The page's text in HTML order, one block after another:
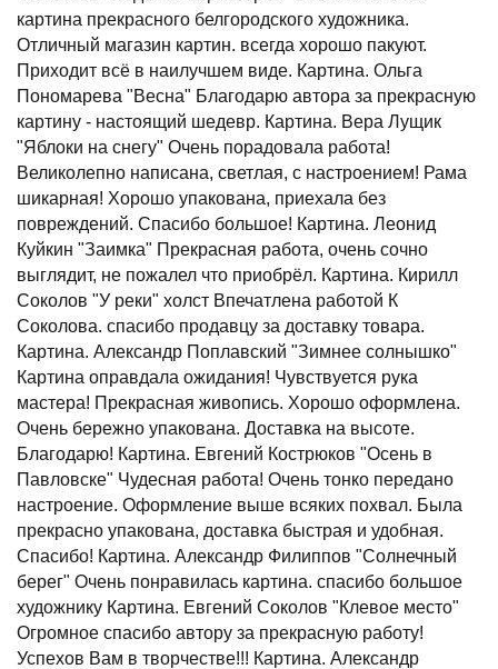
картина прекрасного белгородского художника.
Отличный магазин картин. всегда хорошо пакуют.
Приходит всё в наилучшем виде. Картина. Ольга
Пономарева "Весна" Благодарю автора за прекрасную
картину - настоящий шедевр. Картина. Вера Лущик
"Яблоки на снегу" Очень порадовала работа!
Великолепно написана, светлая, с настроением! Рама
шикарная! Хорошо упакована, приехала без
повреждений. Спасибо большое! Картина. Леонид
Куйкин "Заимка" Прекрасная работа, очень сочно
выглядит, не пожалел что приобрёл. Картина. Кирилл
Соколов "У реки" холст Впечатлена работой К
Соколова. спасибо продавцу за доставку товара.
Картина. Александр Поплавский "Зимнее солнышко"
Картина оправдала ожидания! Чувствуется рука
мастера! Прекрасная живопись. Хорошо оформлена.
Очень бережно упакована. Доставка на высоте.
Благодарю! Картина. Евгений Кострюков "Осень в
Павловске" Чудесная работа! Очень тонко передано
настроение. Оформление выше всяких похвал. Была
прекрасно упакована, доставка быстрая и удобная.
Спасибо! Картина. Александр Филиппов "Солнечный
берег" Очень понравилась картина. спасибо большое
художнику Картина. Евгений Соколов "Клевое место"
Огромное спасибо автору за прекрасную работу!
Успехов Вам в творчестве!!! Картина. Александр